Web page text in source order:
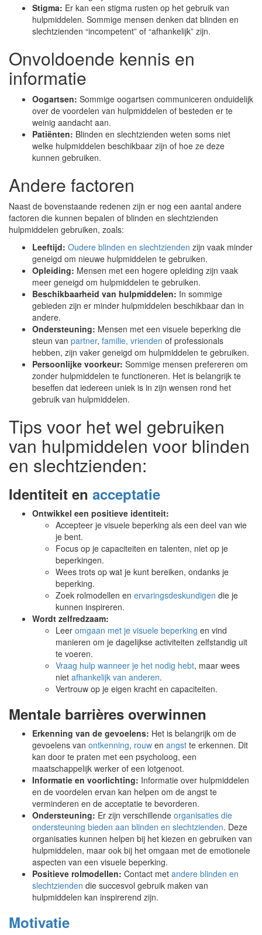
Stigma: Er kan een stigma rusten op het gebruik van
hulpmiddelen. Sommige mensen denken dat blinden en
slechtzienden “incompetent” of “afhankelijk” zijn.
Onvoldoende kennis en
informatie
Oogartsen: Sommige oogartsen communiceren onduidelijk
over de voordelen van hulpmiddelen of besteden er te
weinig aandacht aan.
Patiënten: Blinden en slechtzienden weten soms niet
welke hulpmiddelen beschikbaar zijn of hoe ze deze
kunnen gebruiken.
Andere factoren
Naast de bovenstaande redenen zijn er nog een aantal andere
factoren die kunnen bepalen of blinden en slechtzienden
hulpmiddelen gebruiken, zoals:
Leeftijd: Oudere blinden en slechtzienden zijn vaak minder
geneigd om nieuwe hulpmiddelen te gebruiken.
Opleiding: Mensen met een hogere opleiding zijn vaak
meer geneigd om hulpmiddelen te gebruiken.
Beschikbaarheid van hulpmiddelen: In sommige
gebieden zijn er minder hulpmiddelen beschikbaar dan in
andere.
Ondersteuning: Mensen met een visuele beperking die
steun van partner, familie, vrienden of professionals
hebben, zijn vaker geneigd om hulpmiddelen te gebruiken.
Persoonlijke voorkeur: Sommige mensen prefereren om
zonder hulpmiddelen te functioneren. Het is belangrijk te
beseffen dat iedereen uniek is in zijn wensen rond het
gebruik van hulpmiddelen.
Tips voor het wel gebruiken
van hulpmiddelen voor blinden
en slechtzienden:
Identiteit en acceptatie
Ontwikkel een positieve identiteit:
Accepteer je visuele beperking als een deel van wie
je bent.
Focus op je capaciteiten en talenten, niet op je
beperkingen.
Wees trots op wat je kunt bereiken, ondanks je
beperking.
Zoek rolmodellen en ervaringsdeskundigen die je
kunnen inspireren.
Wordt zelfredzaam:
Leer omgaan met je visuele beperking en vind
manieren om je dagelijkse activiteiten zelfstandig uit
te voeren.
Vraag hulp wanneer je het nodig hebt, maar wees
niet afhankelijk van anderen.
Vertrouw op je eigen kracht en capaciteiten.
Mentale barrières overwinnen
Erkenning van de gevoelens: Het is belangrijk om de
gevoelens van ontkenning, rouw en angst te erkennen. Dit
kan door te praten met een psycholoog, een
maatschappelijk werker of een lotgenoot.
Informatie en voorlichting: Informatie over hulpmiddelen
en de voordelen ervan kan helpen om de angst te
verminderen en de acceptatie te bevorderen.
Ondersteuning: Er zijn verschillende organisaties die
ondersteuning bieden aan blinden en slechtzienden. Deze
organisaties kunnen helpen bij het kiezen en gebruiken van
hulpmiddelen, maar ook bij het omgaan met de emotionele
aspecten van een visuele beperking.
Positieve rolmodellen: Contact met andere blinden en
slechtzienden die succesvol gebruik maken van
hulpmiddelen kan inspirerend zijn.
Motivatie